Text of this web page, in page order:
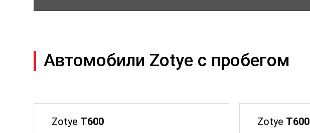
Автомобили Zotye с пробегом
Zotye T600 Zotye T600